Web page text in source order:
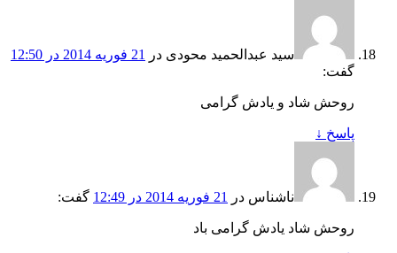
سید عبدالحمید محودی در
21 فوریه 2014 در 12:50
گفت:
روحش شاد و یادش گرامی
پاسخ ↓
ناشناس در 21 فوریه 2014 در 12:49 گفت:
روحش شاد یادش گرامی باد